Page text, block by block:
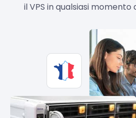
il VPS in qualsiasi